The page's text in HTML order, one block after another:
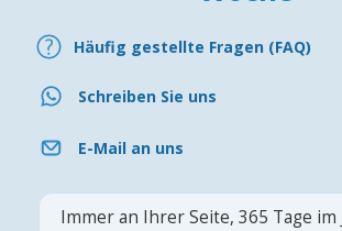
Häufig gestellte Fragen (FAQ)
Schreiben Sie uns
E-Mail an uns
Immer an Ihrer Seite, 365 Tage im